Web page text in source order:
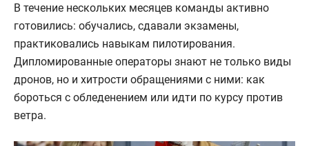
В течение нескольких месяцев команды активно
готовились: обучались, сдавали экзамены,
практиковались навыкам пилотирования.
Дипломированные операторы знают не только виды
дронов, но и хитрости обращениями с ними: как
бороться с обледенением или идти по курсу против
ветра.